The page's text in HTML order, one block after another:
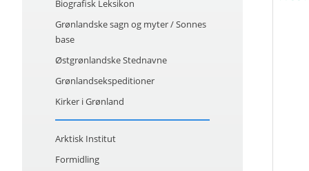
Biografisk Leksikon
Grønlandske sagn og myter / Sonnes
base
Østgrønlandske Stednavne
Grønlandsekspeditioner
Kirker i Grønland
Arktisk Institut
Formidling